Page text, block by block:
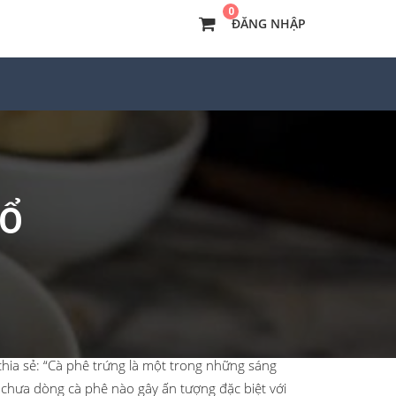
0
ĐĂNG NHẬP
của trứng quyện trong vị nồng nàn
đánh bông. Nhờ sự kết hợp độc đáo này, món
dễ dàng khiến bạn yêu thích ngay lần đầu
này là cụ Nguyễn Văn Giảng. Từ món
bông lên. Phần trứng gà đánh bông tạo
khi được đánh bông sẽ cho một số nguyên
sẻ: “Cà phê trứng là một trong những sáng
dòng cà phê nào gây ấn tượng đặc biệt với